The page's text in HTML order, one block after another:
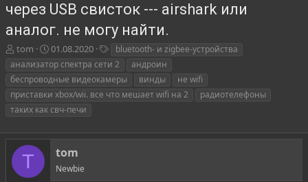
через USB свисток --- airshark или
аналог. не могу найти.
А
в
о
р
т
м
ы
tom
Д
а
а
н
а
а
01.08.2020
е
и
bluetooth- и zigbee-устройства
анализатор спектра сети 2
андроин
беспроводные видеокамеры
винды
не wifi
приставки xbox/wii. все что мешает wifi на 2
радиотелефоны
таких как свч-печи
T tom
Newbie